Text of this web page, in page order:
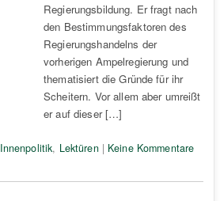
Regierungsbildung. Er fragt nach
den Bestimmungsfaktoren des
Regierungshandelns der
vorherigen Ampelregierung und
thematisiert die Gründe für ihr
Scheitern. Vor allem aber umreißt
er auf dieser […]
Innenpolitik, Lektüren| Keine Kommentare